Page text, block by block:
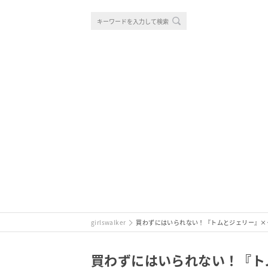
girlswalker 買わずにはいられない！『トムとジェリー』
買わずにはいられない！『